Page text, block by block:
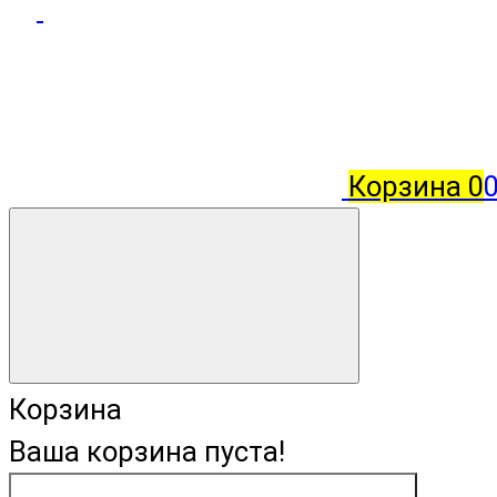
Корзина 0
Корзина
Ваша корзина пуста!